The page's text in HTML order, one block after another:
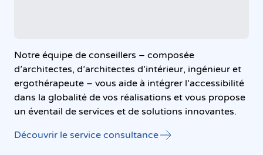
Notre équipe de conseillers – composée
d’architectes, d’architectes d’intérieur, ingénieur et
ergothérapeute – vous aide à intégrer l'accessibilité
dans la globalité de vos réalisations et vous propose
un éventail de services et de solutions innovantes.
Découvrir le service consultance